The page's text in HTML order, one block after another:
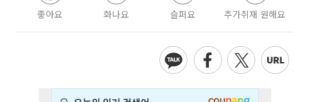
좋아요 화나요 슬퍼요 추가취재 원해요